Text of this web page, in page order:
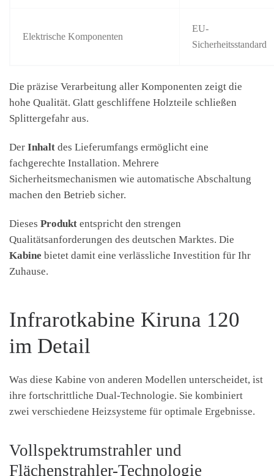
Elektrische Komponenten
EU-
Sicherheitsstandard
Die präzise Verarbeitung aller Komponenten zeigt die
hohe Qualität. Glatt geschliffene Holzteile schließen
Splittergefahr aus.
Der Inhalt des Lieferumfangs ermöglicht eine
fachgerechte Installation. Mehrere
Sicherheitsmechanismen wie automatische Abschaltung
machen den Betrieb sicher.
Dieses Produkt entspricht den strengen
Qualitätsanforderungen des deutschen Marktes. Die
Kabine bietet damit eine verlässliche Investition für Ihr
Zuhause.
Infrarotkabine Kiruna 120
im Detail
Was diese Kabine von anderen Modellen unterscheidet, ist
ihre fortschrittliche Dual-Technologie. Sie kombiniert
zwei verschiedene Heizsysteme für optimale Ergebnisse.
Vollspektrumstrahler und
Flächenstrahler-Technologie